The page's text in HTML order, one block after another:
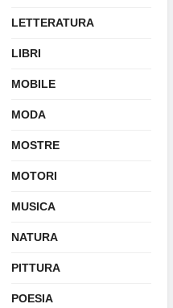
LETTERATURA
LIBRI
MOBILE
MODA
MOSTRE
MOTORI
MUSICA
NATURA
PITTURA
POESIA